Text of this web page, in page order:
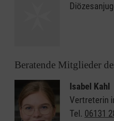
Beratende Mitglieder
Isabel Kahl
Vertreterin
Tel. 06131